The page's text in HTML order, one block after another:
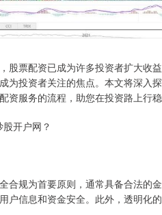
股票配资已成为许多投资者扩大收
为投资者关注的焦点。本文将深入
资服务的流程，助您在投资路上行稳
开户网？
合规为首要原则，通常具备合法的
户信息和资金安全。此外，透明化